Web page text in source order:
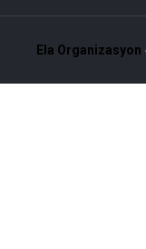
Ela Organizasyon